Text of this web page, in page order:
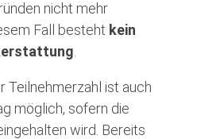
nicht mehr
Fall besteht kein
Teilnehmerzahl ist auch
möglich, sofern die
wird. Bereits